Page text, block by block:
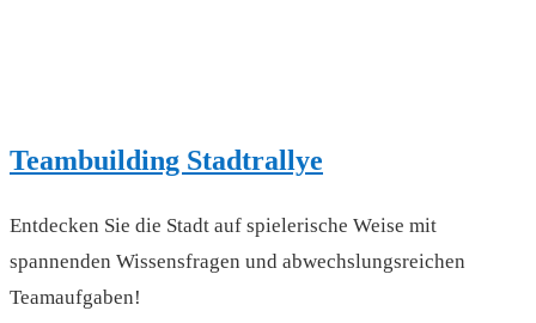
Teambuilding Stadtrallye
Entdecken Sie die Stadt auf spielerische Weise mit
spannenden Wissensfragen und abwechslungsreichen
Teamaufgaben!